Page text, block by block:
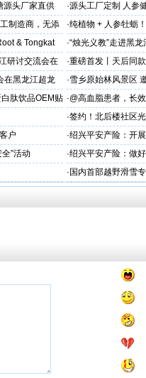
源头厂家直供 ·源头工厂定制 人参
出口优选
制造商，无添
·纯植物 + 人参牡蛎
力保驾护航
& Tongkat ·“烛光义教”走进黑
研讨交流会在
领胶原抗
·重磅首发丨天后同
上市！
在黑龙江超龙
术交流
·雪乡原始林风景区
肽饮品OEM贴 ·@高血脂患者，长
·签约！北后楼社区
户 ·绍兴平安产险：开
治工作
”活动 ·绍兴平安产险：做
· 国内首部越野滑雪
学化训练理论与方法